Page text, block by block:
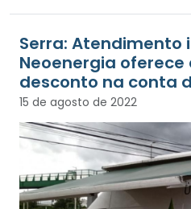
Serra: Atendimento
Neoenergia oferece
desconto na conta
15 de agosto de 2022